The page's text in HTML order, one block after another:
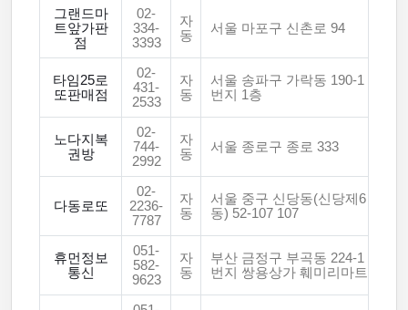
그랜드마
트앞가판
점
02-
334-
3393
자
동
서울 마포구 신촌로 94
타임25로
또판매점
02-
431-
2533
자
동
서울 송파구 가락동 190-1
번지 1층
노다지복
권방
02-
744-
2992
자
동
서울 종로구 종로 333
다동로또
02-
2236-
7787
자
동
서울 중구 신당동(신당제6
동) 52-107 107
휴먼정보
통신
051-
582-
9623
자
동
부산 금정구 부곡동 224-1
번지 쌍용상가 훼미리마트